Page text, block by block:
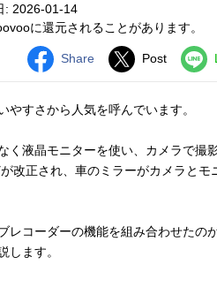
: 2026-01-14
に還元されることがあります。
Share Post
やすさから人気を呼んでいます。
く液晶モニターを使い、カメラで撮
改正され、車のミラーがカメラとモ
レコーダーの機能を組み合わせたの
します。